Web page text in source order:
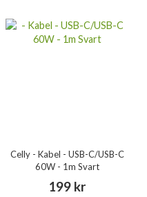
Celly - Kabel - USB-C/USB-C
60W - 1m Svart
199 kr